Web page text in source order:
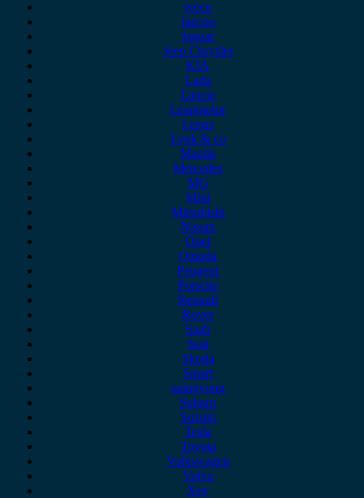
iveco
Jaecoo
Jaguar
Jeep Chrysler
KIA
Lada
Lancia
Leapmotor
Lexus
Lynk & co
Mazda
Mercedes
MG
Mini
Mitsubishi
Nissan
Opel
Omoda
Peugeot
Porsche
Renault
Rover
Saab
Seat
Skoda
Smart
ssangyong
Subaru
Suzuki
Tesla
Toyota
Volkswagen
Volvo
Xev